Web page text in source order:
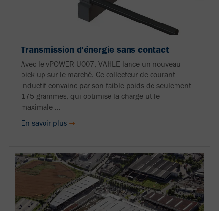
Transmission d'énergie sans contact
Avec le vPOWER U007, VAHLE lance un nouveau
pick-up sur le marché. Ce collecteur de courant
inductif convainc par son faible poids de seulement
175 grammes, qui optimise la charge utile
maximale ...
En savoir plus